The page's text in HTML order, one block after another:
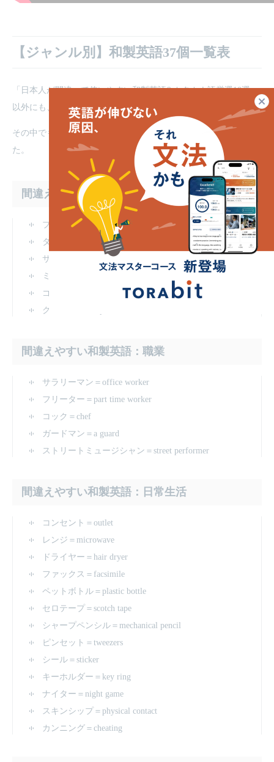
【ジャンル別】和製英語37個一覧表
「日本人が間違って使いやすい和製英語&カタカナ語厳選10選」
以外にも、和製英語やカタカナ英語はたくさんあります。
その中でも特に間違いやすいものを37個一覧にしてまとめまし
た。
間違えやすい和製英語：仕事
ブラインドタッチ＝touch typing
タッチパネル＝touch screen
サイン＝signature
ミス＝mistake
ゴールデンアワー＝prime time
クレーム＝complaint
間違えやすい和製英語：職業
サラリーマン＝office worker
フリーター＝part time worker
コック＝chef
ガードマン＝a guard
ストリートミュージシャン＝street performer
間違えやすい和製英語：日常生活
コンセント＝outlet
レンジ＝microwave
ドライヤー＝hair dryer
ファックス＝facsimile
ペットボトル＝plastic bottle
セロテープ＝scotch tape
シャープペンシル＝mechanical pencil
ピンセット＝tweezers
シール＝sticker
キーホルダー＝key ring
ナイター＝night game
スキンシップ＝physical contact
カンニング＝cheating